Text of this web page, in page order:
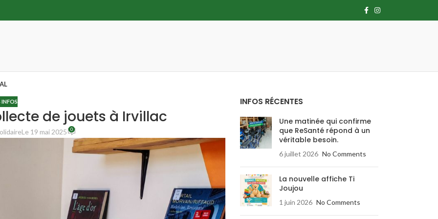
INFOS
de jouets à Irvillac
Le 19 mai 2025 0
INFOS RÉCENTES
Une matinée qui confirme
que ReSanté répond à un
véritable besoin.
6 juillet 2026 No Comments
La nouvelle affiche Ti
Joujou
1 juin 2026 No Comments